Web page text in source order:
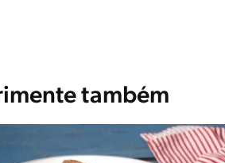
também